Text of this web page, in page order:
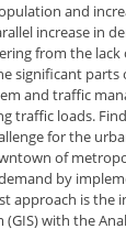
and
increase in
from the
significant
and traffic
traffic loads.
for the
of
by
approach is the
with the